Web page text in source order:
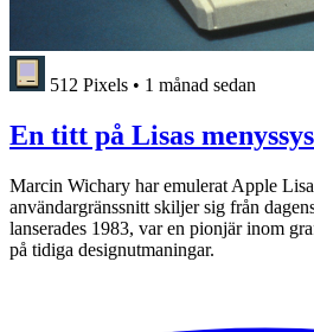
512 Pixels • 1 månad sedan
En titt på Lisas
Marcin Wichary har emulerat Apple
användargränssnitt skiljer sig från
lanserades 1983, var en pionjär inom
på tidiga designutmaningar.